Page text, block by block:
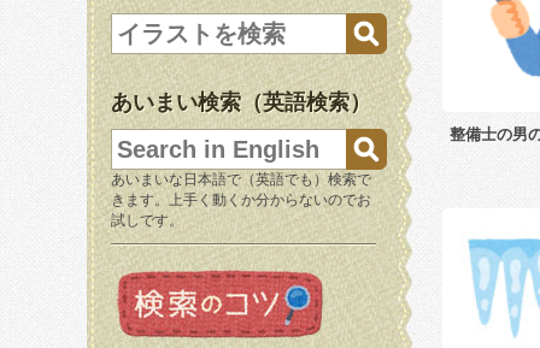
あいまい検索（英語検索）
あいまいな日本語で（英語でも）検索で
きます。上手く動くか分からないのでお
試しです。
整備士の男